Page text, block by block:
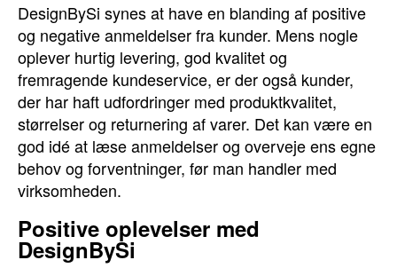
DesignBySi synes at have en blanding af positive
og negative anmeldelser fra kunder. Mens nogle
oplever hurtig levering, god kvalitet og
fremragende kundeservice, er der også kunder,
der har haft udfordringer med produktkvalitet,
størrelser og returnering af varer. Det kan være en
god idé at læse anmeldelser og overveje ens egne
behov og forventninger, før man handler med
virksomheden.
Positive oplevelser med
DesignBySi